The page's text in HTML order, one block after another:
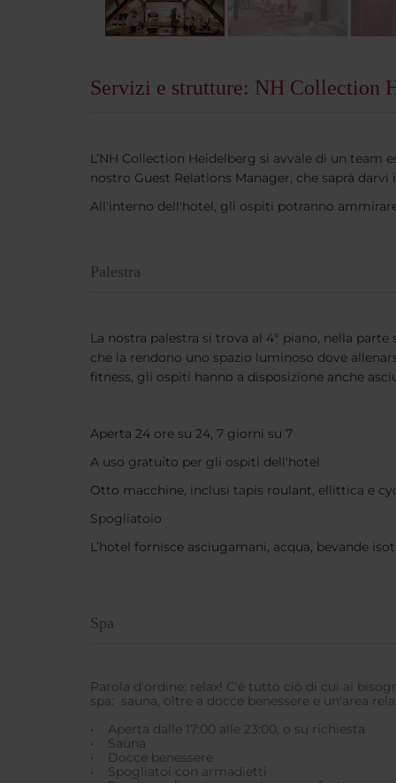
Servizi e strutture: NH Collection
L’NH Collection Heidelberg si avvale di un
nostro Guest Relations Manager, che saprà
All'interno dell'hotel, gli ospiti potranno
Palestra
La nostra palestra si trova al 4° piano, nella
che la rendono uno spazio luminoso dove
fitness, gli ospiti hanno a disposizione anche
Aperta 24 ore su 24, 7 giorni su 7
A uso gratuito per gli ospiti dell'hotel
Otto macchine, inclusi tapis roulant, ellittica e
Spogliatoio
L’hotel fornisce asciugamani, acqua, bevande
Spa
Parola d'ordine: relax! C'è tutto ciò di cui ai
spa: sauna, oltre a docce benessere e un'area
• Aperta dalle 17:00 alle 23:00, o su richiesta
• Sauna
• Docce benessere
• Spogliatoi con armadietti